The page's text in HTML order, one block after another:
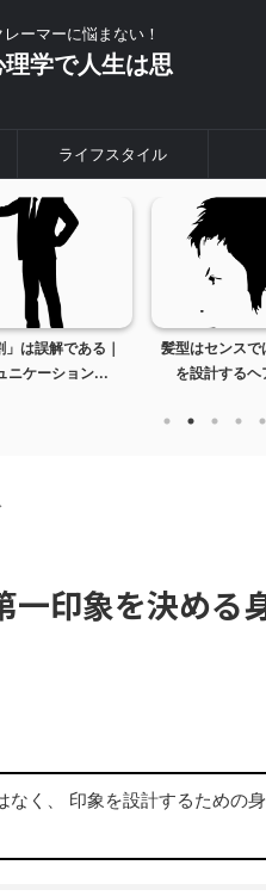
ーマーに悩まない！
学で人生は思
ライフスタイル
」は誤解である｜
ニケーション...
髪型はセンスで
を設計する
一印象を決める
なく、 印象を設計するための